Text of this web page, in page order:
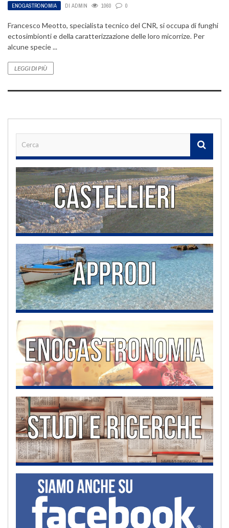
ENOGASTRONOMIA DI ADMIN 1060 0
Francesco Meotto, specialista tecnico del CNR, si occupa di funghi
ectosimbionti e della caratterizzazione delle loro micorrize. Per
alcune specie ...
LEGGI DI PIÙ